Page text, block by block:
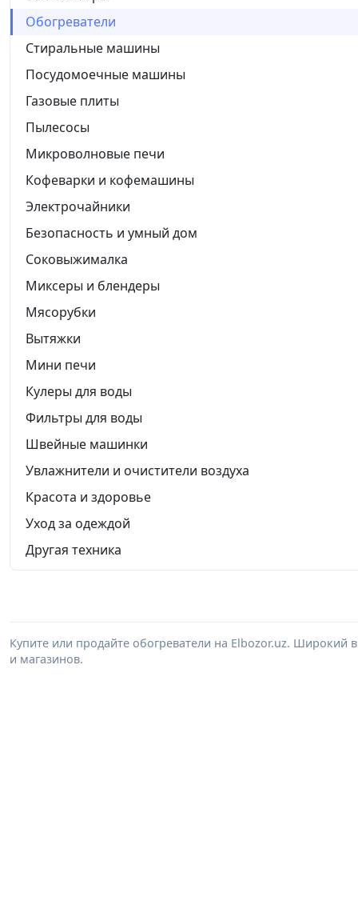
Обогреватели
Стиральные машины
Посудомоечные машины
Газовые плиты
Пылесосы
Микроволновые печи
Кофеварки и кофемашины
Электрочайники
Безопасность и умный дом
Соковыжималка
Миксеры и блендеры
Мясорубки
Вытяжки
Мини печи
Кулеры для воды
Фильтры для воды
Швейные машинки
Увлажнители и очистители воздуха
Красота и здоровье
Уход за одеждой
Другая техника
Купите или продайте обогреватели на Elbozor.uz.
и магазинов.